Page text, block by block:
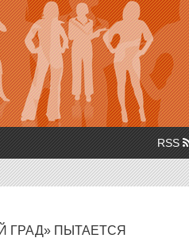
RSS
ГРАД» ПЫТАЕТСЯ